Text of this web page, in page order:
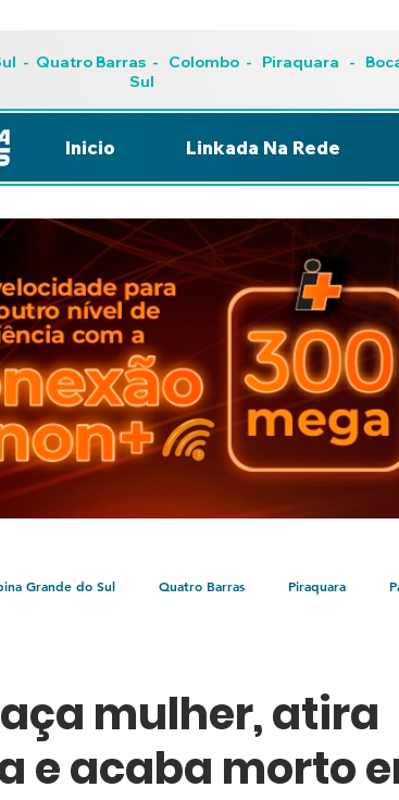
- Quatro Barras- Colombo- Piraquara -
Sul
Inicio Linkada Na Rede
Grande do Sul Quatro Barras Piraquara
mulher, atira
e acaba morto